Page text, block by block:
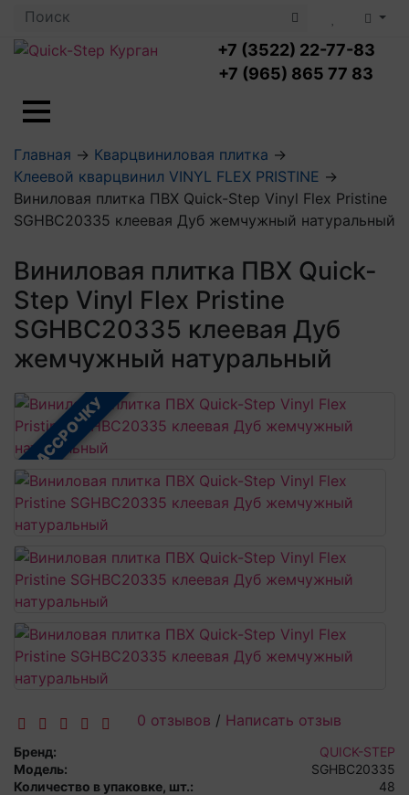
+7 (3522) 22-77-83
+7 (965) 865 77 83
Ламинат с укладкой
Ламинат 32 класс
Ламинат 33 класс
Влагостойкий ламинат
Посмотреть все категории
LOC FLOOR PLUS
LOC FLOOR FANCY
LOC FLOOR ARCTIC
Посмотреть все категории
Кварцвиниловая плитка с укладкой
Виниловый ламинат
Кварцвинил SPC OASIS
Посмотреть все категории
Профили для ступеней
Подложка
Пороги
Аксессуары для напольных покрытий
Посмотреть все категории
Аксессуары для стеновых панелей
Посмотреть все категории
Главная → Кварцвиниловая плитка →
Клеевой кварцвинил VINYL FLEX PRISTINE →
Виниловая плитка ПВХ Quick-Step Vinyl Flex Pristine
SGHBC20335 клеевая Дуб жемчужный натуральный
Виниловая плитка ПВХ Quick-
Step Vinyl Flex Pristine
SGHBC20335 клеевая Дуб
жемчужный натуральный
В РАССРОЧКУ
0 отзывов / Написать отзыв
Бренд:
QUICK-STEP
Модель:
SGHBC20335
Количество в упаковке, шт.:
48